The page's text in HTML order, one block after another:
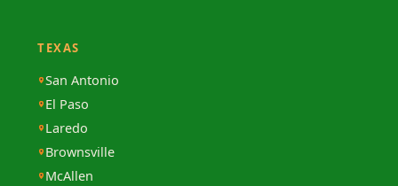
TEXAS
San Antonio
El Paso
Laredo
Brownsville
McAllen